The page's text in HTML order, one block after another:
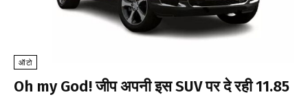
ऑटो
Oh my God! जीप अपनी इस SUV पर दे रही 11.85